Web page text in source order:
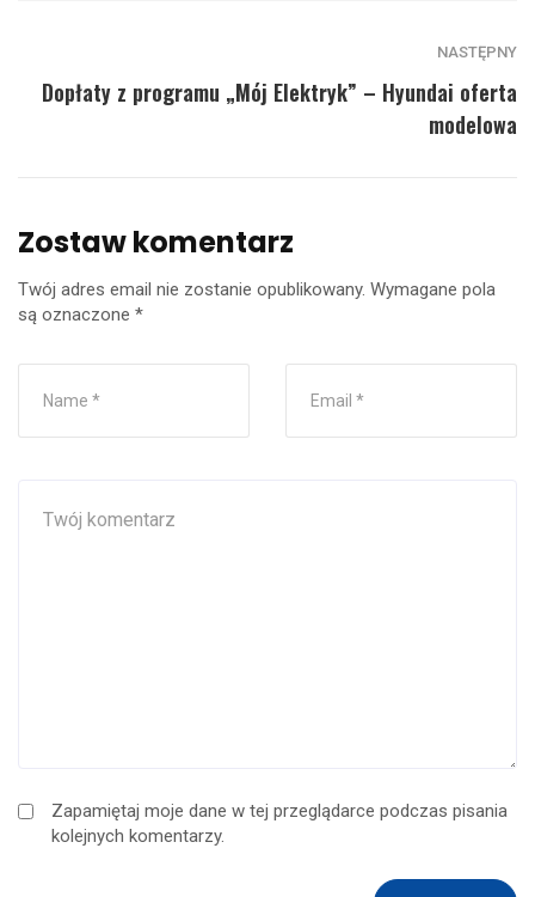
NASTĘPNY
Dopłaty z programu „Mój Elektryk” – Hyundai oferta
modelowa
Zostaw komentarz
Twój adres email nie zostanie opublikowany. Wymagane pola
są oznaczone *
Zapamiętaj moje dane w tej przeglądarce podczas pisania
kolejnych komentarzy.